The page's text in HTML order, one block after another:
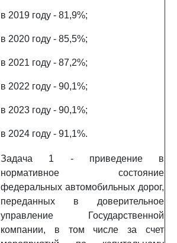
в 2019 году - 81,9%;
в 2020 году - 85,5%;
в 2021 году - 87,2%;
в 2022 году - 90,1%;
в 2023 году - 90,1%;
в 2024 году - 91,1%.
Задача 1 - приведение в
нормативное состояние
федеральных автомобильных дорог,
переданных в доверительное
управление Государственной
компании, в том числе за счет